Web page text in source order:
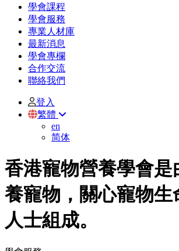
學會課程
學會服務
專業人材庫
最新消息
學會專欄
合作交流
聯絡我們
登入
繁體
en
简体
香港寵物營養學會是
養寵物，關心寵物生
人士組成。